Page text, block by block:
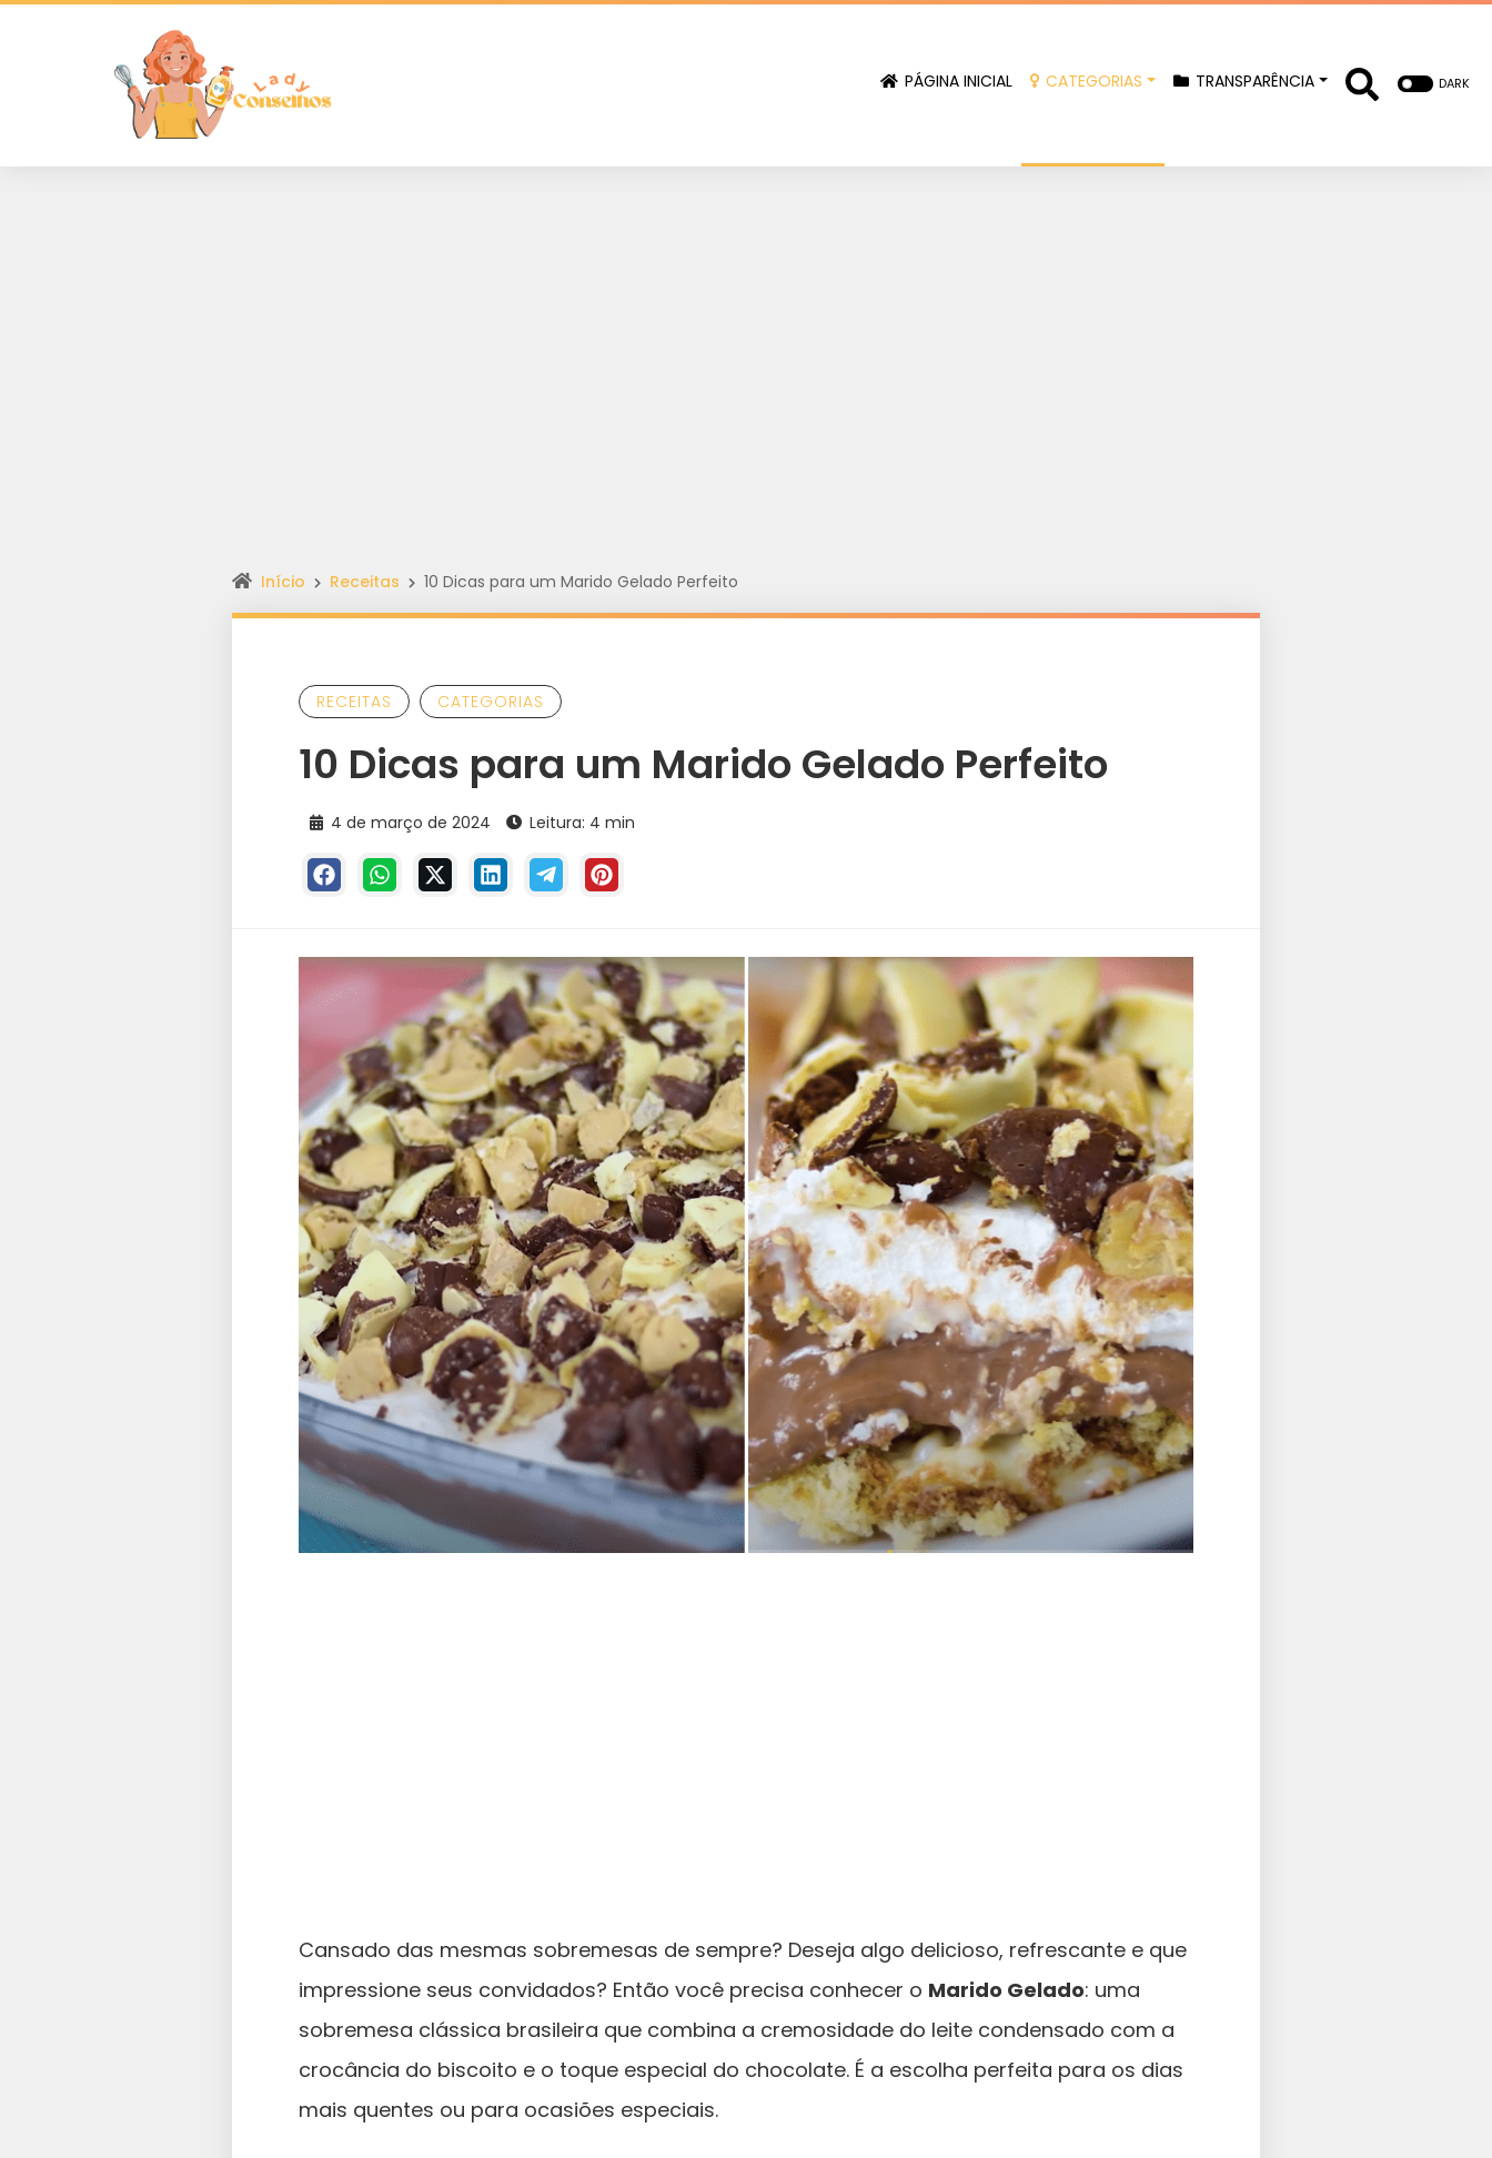
PÁGINA INICIAL CATEGORIAS TRANSPARÊNCIA DARK
Início Receitas 10 Dicas para um Marido Gelado Perfeito
RECEITAS CATEGORIAS
10 Dicas para um Marido Gelado Perfeito
4 de março de 2024 Leitura: 4 min
Cansado das mesmas sobremesas de sempre? Deseja algo delicioso, refrescante e que
impressione seus convidados? Então você precisa conhecer o Marido Gelado: uma
sobremesa clássica brasileira que combina a cremosidade do leite condensado com a
crocância do biscoito e o toque especial do chocolate. É a escolha perfeita para os dias
mais quentes ou para ocasiões especiais.